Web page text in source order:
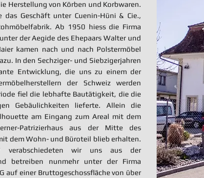
Herstellung von Körben und Korbwaren.
Geschäft unter Cuenin-Hüni & Cie.,
Ab 1950 hiess die Firma
der Aegide des Ehepaars Walter und
kamen nach und nach Polstermöbel
In den Sechziger- und Siebzigerjahren
Entwicklung, die uns zu einem der
der Schweiz werden
fiel die lebhafte Bautätigkeit, die die
Gebäulichkeiten lieferte. Allein die
am Eingang zum Areal mit dem
Patrizierhaus aus der Mitte des
dem Wohn- und Büroteil blieb erhalten.
verabschiedeten wir uns aus der
betreiben nunmehr unter der Firma
auf einer Bruttogeschossfläche von über